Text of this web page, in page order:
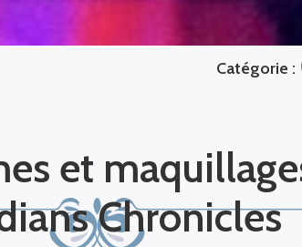
Catégorie :
et
Chronicles